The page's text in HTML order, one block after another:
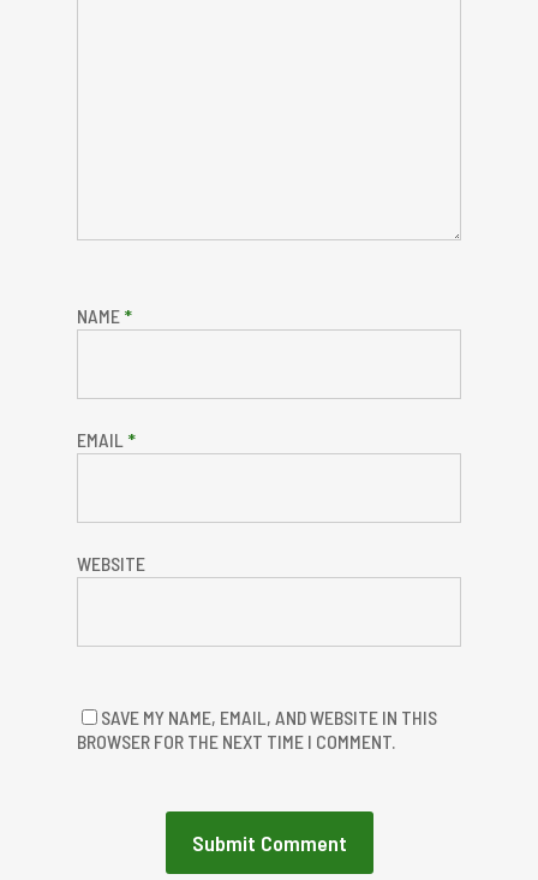
NAME *
EMAIL *
WEBSITE
SAVE MY NAME, EMAIL, AND WEBSITE IN THIS
BROWSER FOR THE NEXT TIME I COMMENT.